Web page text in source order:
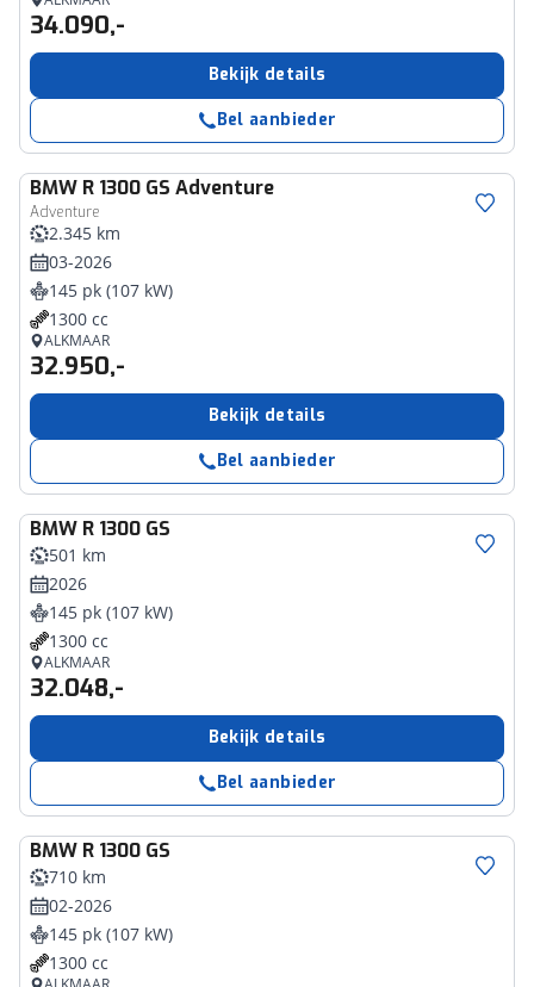
34.090,-
Bekijk details
Bel aanbieder
BMW R 1300 GS Adventure
Adventure
2.345 km
03-2026
145 pk (107 kW)
1300 cc
ALKMAAR
32.950,-
Bekijk details
Bel aanbieder
BMW R 1300 GS
501 km
2026
145 pk (107 kW)
1300 cc
ALKMAAR
32.048,-
Bekijk details
Bel aanbieder
BMW R 1300 GS
710 km
02-2026
145 pk (107 kW)
1300 cc